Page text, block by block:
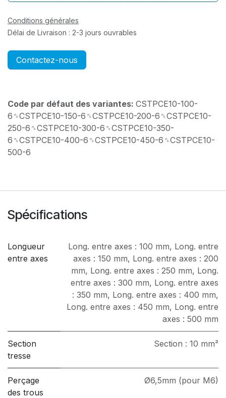
Conditions générales
Délai de Livraison : 2-3 jours ouvrables
Contactez-nous
Code par défaut des variantes: CSTPCE10-100-
6␞CSTPCE10-150-6␞CSTPCE10-200-6␞CSTPCE10-
250-6␞CSTPCE10-300-6␞CSTPCE10-350-
6␞CSTPCE10-400-6␞CSTPCE10-450-6␞CSTPCE10-
500-6
Spécifications
Longueur
entre axes
Long. entre axes : 100 mm, Long. entre
axes : 150 mm, Long. entre axes : 200
mm, Long. entre axes : 250 mm, Long.
entre axes : 300 mm, Long. entre axes
: 350 mm, Long. entre axes : 400 mm,
Long. entre axes : 450 mm, Long. entre
axes : 500 mm
Section
tresse
Section : 10 mm²
Perçage
des trous
Ø6,5mm (pour M6)